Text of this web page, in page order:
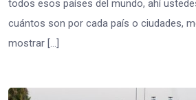
todos esos países del mundo, ahí
cuántos son por cada país o ciudades,
mostrar […]